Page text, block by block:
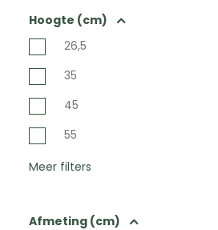
Hoogte (cm)
26,5
35
45
55
Meer filters
Afmeting (cm)